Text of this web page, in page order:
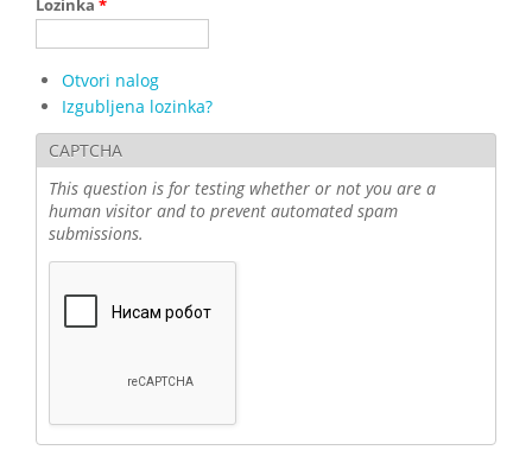
Otvori nalog
Izgubljena lozinka?
CAPTCHA
This question is for testing whether or not you are a
human visitor and to prevent automated spam
submissions.